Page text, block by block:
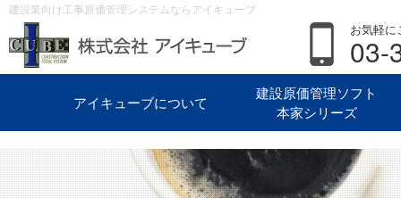
建設業向け工事原価管理システムならアイキューブ
お気軽に
03-
アイキューブについて
建設原価管理ソフト
本家シリーズ